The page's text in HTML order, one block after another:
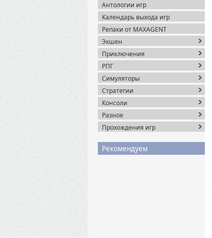
Антологии игр
Календарь выхода игр
Репаки от MAXAGENT
Экшен
Приключения
РПГ
Симуляторы
Стратегии
Консоли
Разное
Прохождения игр
Рекомендуем